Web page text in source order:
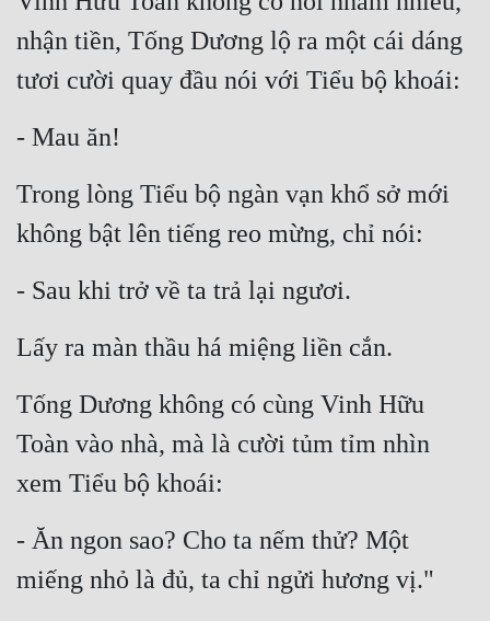
nhận tiền, Tống Dương lộ ra một cái dáng
tươi cười quay đầu nói với Tiểu bộ khoái:
- Mau ăn!
Trong lòng Tiểu bộ ngàn vạn khổ sở mới
không bật lên tiếng reo mừng, chỉ nói:
- Sau khi trở về ta trả lại ngươi.
Lấy ra màn thầu há miệng liền cắn.
Tống Dương không có cùng Vinh Hữu
Toàn vào nhà, mà là cười tủm tỉm nhìn
xem Tiểu bộ khoái:
- Ăn ngon sao? Cho ta nếm thử? Một
miếng nhỏ là đủ, ta chỉ ngửi hương vị."